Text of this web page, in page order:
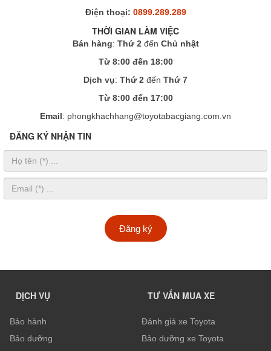
Điện thoại: 0899.289.289
THỜI GIAN LÀM VIỆC
Bán hàng: Thứ 2đến Chủ nhật
Từ 8:00 đến 18:00
Dịch vụ: Thứ 2 đến Thứ 7
Từ 8:00 đến 17:00
Email: phongkhachhang@toyotabacgiang.com.vn
ĐĂNG KÝ NHẬN TIN
Đăng ký
DỊCH VỤ
Bảo hành
Bảo dưỡng
TƯ VẤN MUA XE
Đánh giá xe Toyota
Bảo dưỡng xe Toyota